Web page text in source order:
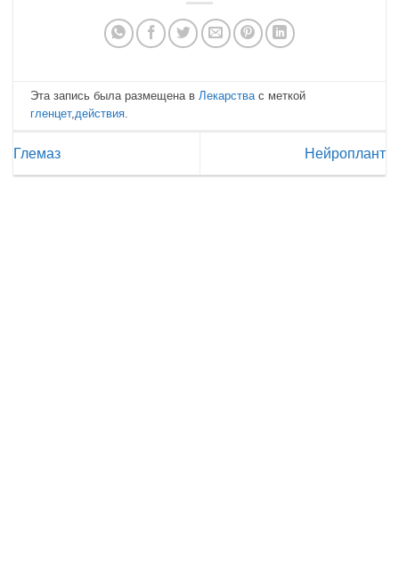
Эта запись была размещена вЛекарствас меткой
гленцет,действия.
Глемаз Нейроплант